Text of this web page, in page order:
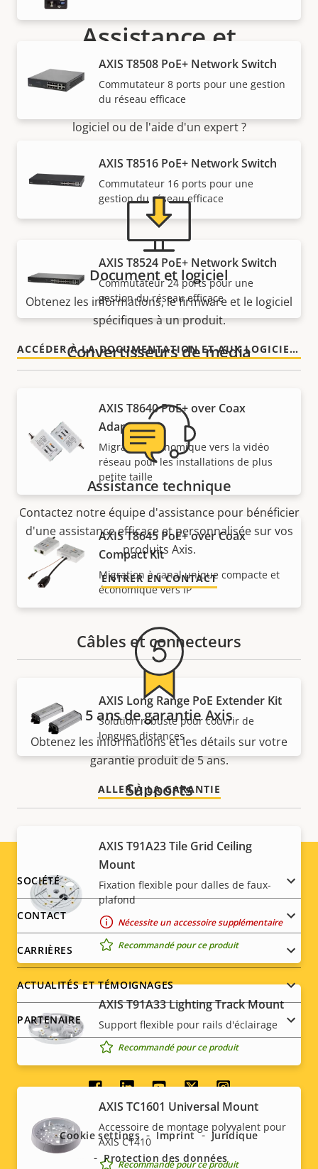
AXIS T8508 PoE+ Network Switch
Commutateur 8 ports pour une gestion
du réseau efficace
AXIS T8516 PoE+ Network Switch
Commutateur 16 ports pour une
gestion du réseau efficace
AXIS T8524 PoE+ Network Switch
Commutateur 24 ports pour une
gestion du réseau efficace
Convertisseurs de média
AXIS T8640 PoE+ over Coax
Adapter Kit
Migration économique vers la vidéo
réseau pour les installations de plus
petite taille
AXIS T8645 PoE+ over Coax
Compact Kit
Migration à canal unique compacte et
économique vers IP
Câbles et connecteurs
AXIS Long Range PoE Extender Kit
Solution robuste pour couvrir de
longues distances
Supports
AXIS T91A23 Tile Grid Ceiling
Mount
Fixation flexible pour dalles de faux-
plafond
Nécessite un accessoire supplémentaire
Recommandé pour ce produit
AXIS T91A33 Lighting Track Mount
Support flexible pour rails d'éclairage
Recommandé pour ce produit
AXIS TC1601 Universal Mount
Accessoire de montage polyvalent pour
AXIS C1410
Recommandé pour ce produit
Assistance et
ressources
logiciel ou de l'aide d'un expert ?
Document et logiciel
Obtenez les informations, le firmware et le logiciel
spécifiques à un produit.
ACCÉDER À LA DOCUMENTATION ET AUX LOGICIELS
Assistance technique
Contactez notre équipe d'assistance pour bénéficier
d'une assistance efficace et personnalisée sur vos
produits Axis.
ENTRER EN CONTACT
5 ans de garantie Axis
Obtenez les informations et les détails sur votre
garantie produit de 5 ans.
ALLER À LA GARANTIE
Footer
menu
SOCIÉTÉ
CONTACT
CARRIÈRES
ACTUALITÉS ET TÉMOIGNAGES
PARTENAIRE
Social
menu
Cookie settings Imprint
Juridique
Protection des données